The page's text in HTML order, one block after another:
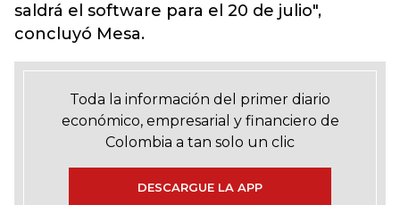
saldrá el software para el 20 de julio",
concluyó Mesa.
Toda la información del primer diario
económico, empresarial y financiero de
Colombia a tan solo un clic
DESCARGUE LA APP